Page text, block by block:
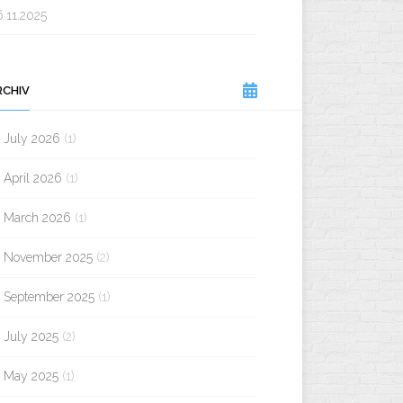
July 2026 (1)
April 2026 (1)
March 2026 (1)
November 2025 (2)
September 2025 (1)
July 2025 (2)
May 2025 (1)